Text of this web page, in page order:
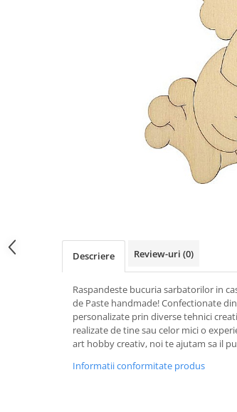
Descriere Review-uri (0)
Raspandeste bucuria sarbatorilor in
de Paste handmade! Confectionate
personalizate prin diverse tehnici
realizate de tine sau celor mici o
art hobby creativ, noi te ajutam sa il
Informatii conformitate produs